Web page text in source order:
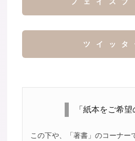
ツイッタ
「紙本をご希望
この下や、「著書」のコーナー